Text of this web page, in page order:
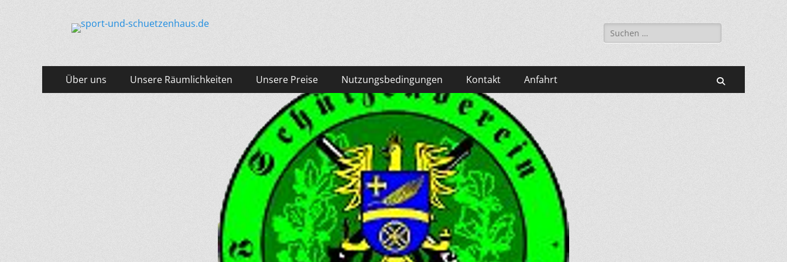
sport-und-schuetzenhaus.de
Sport- und Schützenhaus GbR
Suche
nach:
Primäres
Menü
Zum
Inhalt
Über uns Unsere Räumlichkeiten Unsere Preise Nutzungsbedingungen Kontakt Anfahrt